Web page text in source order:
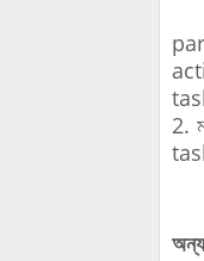
2.